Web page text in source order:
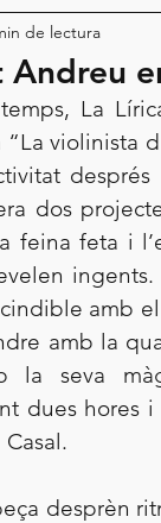
Andreu
de lectura
La
violinista
dos
feina feta i
amb
amb la
la seva
dues hores
Casal.
desprèn